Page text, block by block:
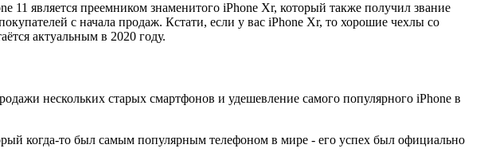
является преемником знаменитого iPhone Xr, который также получил звание
с начала продаж. Кстати, если у вас iPhone Xr, то хорошие чехлы со
актуальным в 2020 году.
нескольких старых смартфонов и удешевление самого популярного iPhone в
когда-то был самым популярным телефоном в мире - его успех был официально